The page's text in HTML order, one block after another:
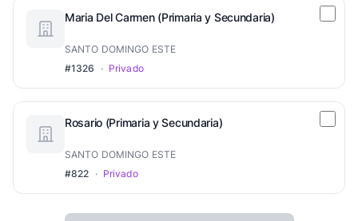
Maria Del Carmen (Primaria y Secundaria)
SANTO DOMINGO ESTE
#1326
· Privado
Rosario (Primaria y Secundaria)
SANTO DOMINGO ESTE
#822 · Privado